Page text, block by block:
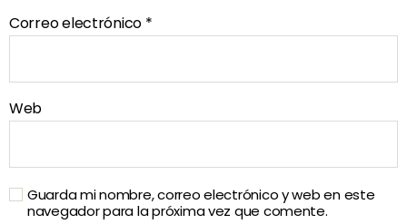
Correo electrónico *
Web
Guarda mi nombre, correo electrónico y web en este
navegador para la próxima vez que comente.